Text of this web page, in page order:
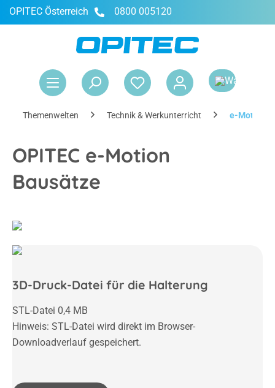
springen
OPITEC Österreich 0800 005120
Themenwelten Technik & Werkunterricht e-Motion
OPITEC e-Motion
Bausätze
3D-Druck-Datei für die Halterung
STL-Datei 0,4 MB
Hinweis: STL-Datei wird direkt im Browser-
Downloadverlauf gespeichert.